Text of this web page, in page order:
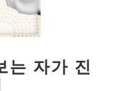
는 자가 진